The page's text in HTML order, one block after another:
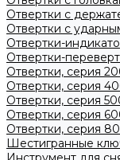
Отвертки с
Отвертки с
Отвертки-
Отвертки-
Отвертки, серия
Отвертки, серия
Отвертки, серия
Отвертки, серия
Отвертки, серия
Шестигранные